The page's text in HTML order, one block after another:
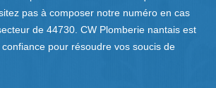
pas à composer notre numéro en cas
de 44730. CW Plomberie nantais est
pour résoudre vos soucis de